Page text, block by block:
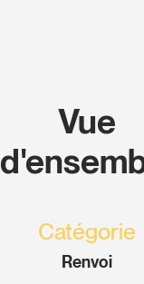
Vue
Catégorie
Renvoi